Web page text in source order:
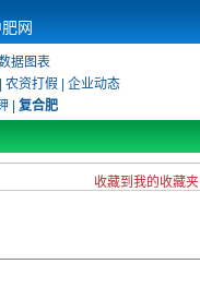
网
据图表
农资打假
企业动态
复合肥
收藏到我的收藏夹